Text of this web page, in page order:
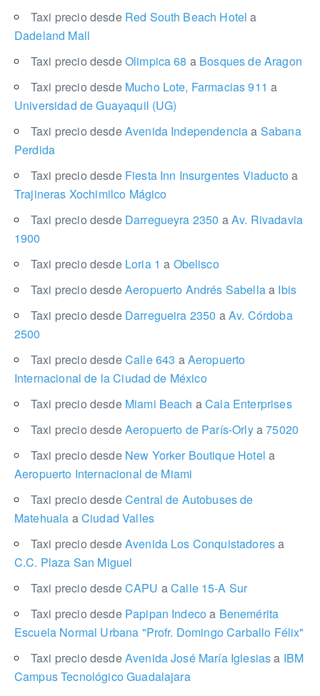
Taxi precio desde Red South Beach Hotela
Dadeland Mall
Taxi precio desdeOlimpica 68 aBosques de Aragon
Taxi precio desde Mucho Lote, Farmacias 911a
Universidad de Guayaquil (UG)
Taxi precio desdeAvenida Independenciaa Sabana
Perdida
Taxi precio desde Fiesta Inn Insurgentes Viaductoa
Trajineras Xochimilco Mágico
Taxi precio desde Darregueyra 2350 aAv. Rivadavia
1900
Taxi precio desde Loria 1a Obelisco
Taxi precio desdeAeropuerto Andrés Sabellaa Ibis
Taxi precio desde Darregueira 2350 aAv. Córdoba
2500
Taxi precio desdeCalle 643 aAeropuerto
Internacional de la Ciudad de México
Taxi precio desde Miami Beach aCala Enterprises
Taxi precio desdeAeropuerto de París-Orlya75020
Taxi precio desde New Yorker Boutique Hotela
Aeropuerto Internacional de Miami
Taxi precio desdeCentral de Autobuses de
Matehuala aCiudad Valles
Taxi precio desdeAvenida Los Conquistadoresa
C.C. Plaza San Miguel
Taxi precio desdeCAPU aCalle 15-A Sur
Taxi precio desde Papipan Indecoa Benemérita
Escuela Normal Urbana "Profr. Domingo Carballo Félix"
Taxi precio desdeAvenida José María Iglesiasa IBM
Campus Tecnológico Guadalajara